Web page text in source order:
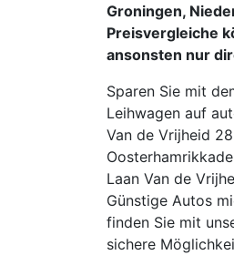
Groningen,
Preisvergleiche
ansonsten nur
Sparen Sie mit
Leihwagen auf
Van de Vrijheid
Laan Van de
Günstige Autos
finden Sie mit
sichere